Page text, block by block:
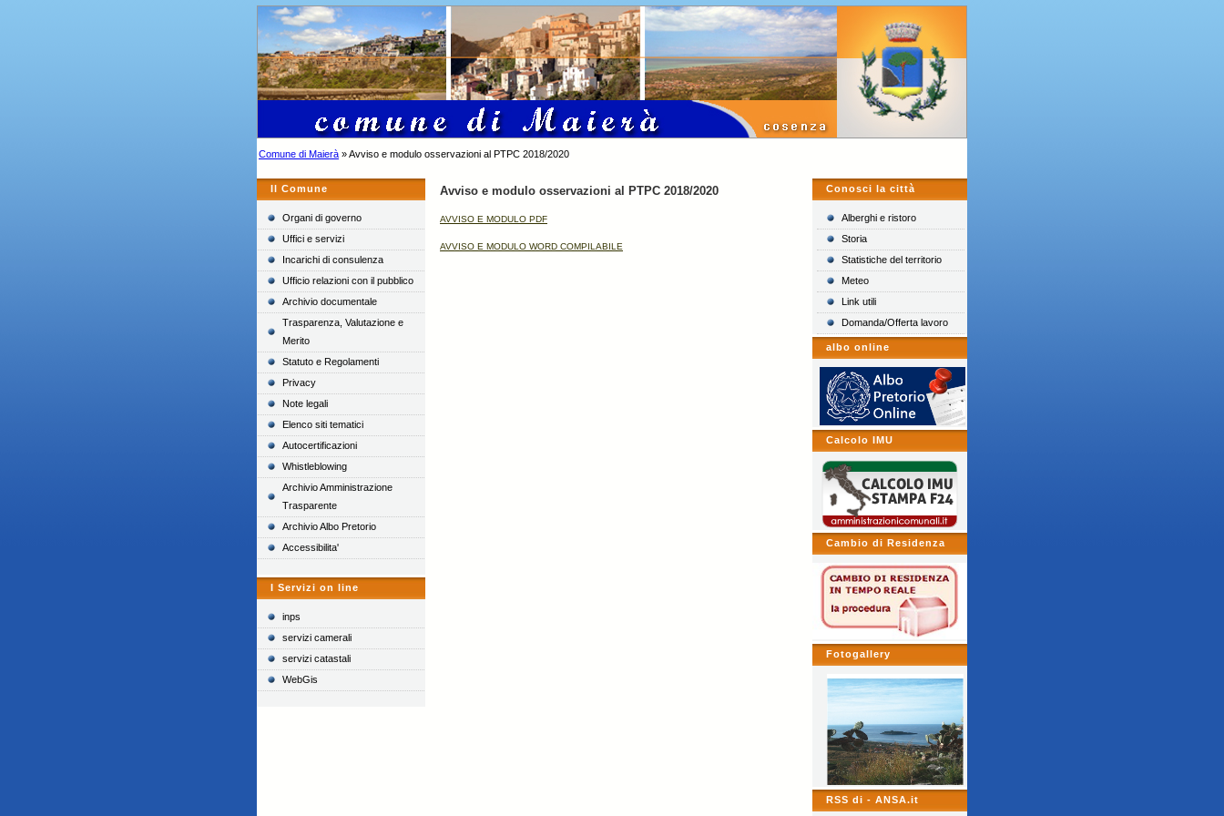
Comune di Maierà » Avviso e modulo osservazioni al PTPC 2018/2020
Il Comune
Organi di governo
Uffici e servizi
Incarichi di consulenza
Ufficio relazioni con il pubblico
Archivio documentale
Trasparenza, Valutazione e
Merito
Statuto e Regolamenti
Privacy
Note legali
Elenco siti tematici
Autocertificazioni
Whistleblowing
Archivio Amministrazione
Trasparente
Archivio Albo Pretorio
Accessibilita'
I Servizi on line
inps
servizi camerali
servizi catastali
WebGis
Conosci la città
Alberghi e ristoro
Storia
Statistiche del territorio
Meteo
Link utili
Domanda/Offerta lavoro
albo online
Calcolo IMU
Cambio di Residenza
Fotogallery
RSS di - ANSA.it
Avviso e modulo osservazioni al PTPC 2018/2020
AVVISO E MODULO PDF
AVVISO E MODULO WORD COMPILABILE